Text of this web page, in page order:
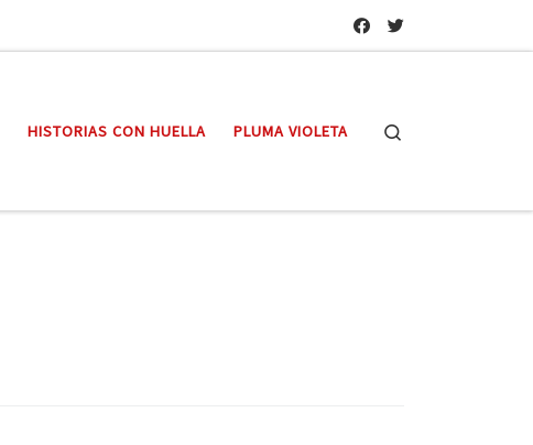
HISTORIAS CON HUELLA PLUMA VIOLETA